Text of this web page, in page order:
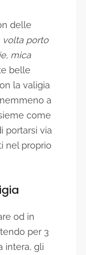
delle
volta porto
mica
belle
la valigia
a
come
portarsi via
nel proprio
od in
per 3
intera, gli